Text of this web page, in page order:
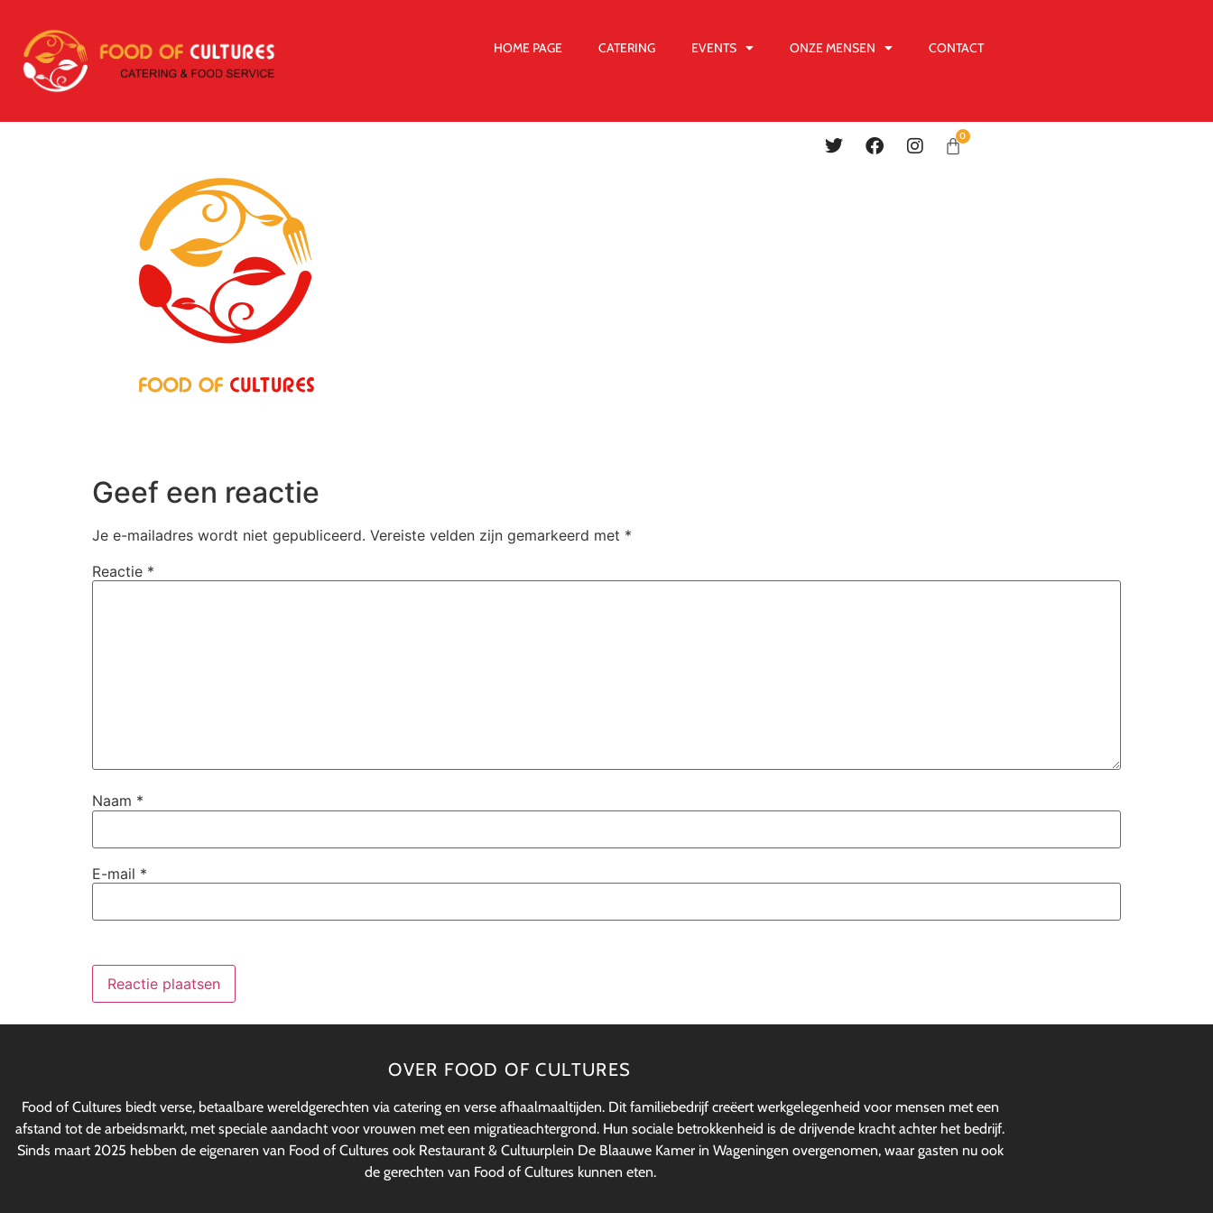
HOME PAGE CATERING EVENTS ONZE MENSEN CONTACT
0
Geef een reactie
Je e-mailadres wordt niet gepubliceerd. Vereiste velden zijn gemarkeerd met *
Reactie *
Naam *
E-mail *
OVER FOOD OF CULTURES
Food of Cultures biedt verse, betaalbare wereldgerechten via catering en verse afhaalmaaltijden. Dit familiebedrijf creëert werkgelegenheid voor mensen met een
afstand tot de arbeidsmarkt, met speciale aandacht voor vrouwen met een migratieachtergrond. Hun sociale betrokkenheid is de drijvende kracht achter het bedrijf.
Sinds maart 2025 hebben de eigenaren van Food of Cultures ook Restaurant & Cultuurplein De Blaauwe Kamer in Wageningen overgenomen, waar gasten nu ook
de gerechten van Food of Cultures kunnen eten.